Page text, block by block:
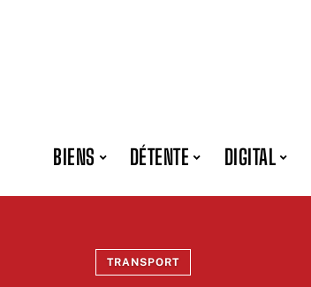
BIENS DÉTENTE DIGITAL
TRANSPORT